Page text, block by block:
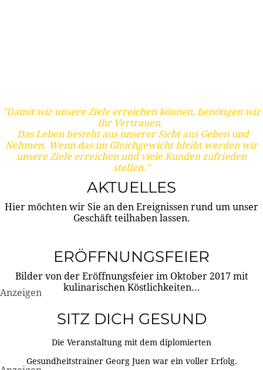
"Damit wir unsere Ziele erreichen können, benötigen wir
Ihr Vertrauen.
Das Leben besteht aus unserer Sicht aus Geben und
Nehmen. Wenn das im Gleichgewicht bleibt werden wir
unsere Ziele erreichen und viele Kunden zufrieden
stellen."
AKTUELLES
Hier möchten wir Sie an den Ereignissen rund um unser
Geschäft teilhaben lassen.
ERÖFFNUNGSFEIER
Bilder von der Eröffnungsfeier im Oktober 2017 mit
kulinarischen Köstlichkeiten...
Anzeigen
SITZ DICH GESUND
Die Veranstaltung mit dem diplomierten
Gesundheitstrainer Georg Juen war ein voller Erfolg.